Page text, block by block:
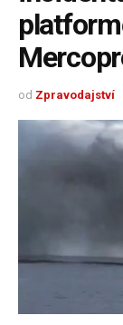
od Zpravodajství